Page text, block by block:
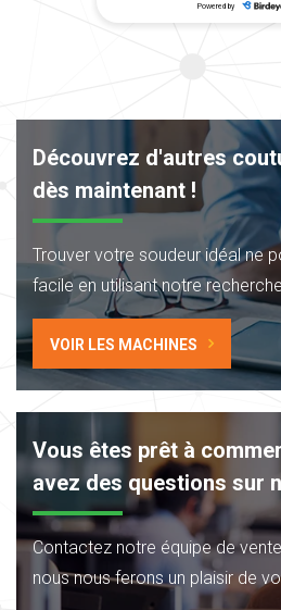
Découvrez d'autres
dès maintenant !
Trouver votre soudeur idéal ne
facile en utilisant notre
VOIR LES MACHINES
Vous êtes prêt à
avez des questions sur
Contactez notre équipe de
nous nous ferons un plaisir de